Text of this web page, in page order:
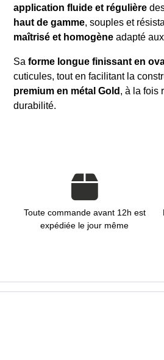
application fluide et régulière
haut de gamme, souples et
maîtrisé et homogèneadapté
Sa forme longue finissant en
cuticules, tout en facilitant la
premium en métal Gold , à la fois
durabilité.
Toute commande avant 12h est
expédiée le jour même